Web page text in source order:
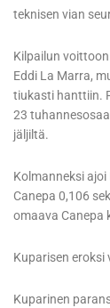
teknisen vian
Kilpailun
Eddi La Marra,
tiukasti hanttiin.
23
jäljiltä.
Kolmanneksi
Canepa 0,106
omaava Canepa
Kuparisen
Kuparinen